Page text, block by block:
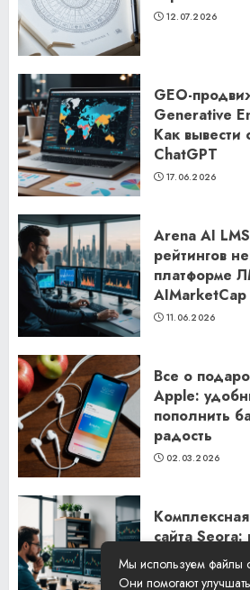
12.07.2026
GEO-
Generative
Как вывести
ChatGPT
17.06.2026
Arena AI
рейтингов
платформе
AIMarketCap
11.06.2026
Все о
Apple:
пополнить
радость
02.03.2026
сайта Seora:
видимость
клиентов
Мы используем файлы
Они помогают